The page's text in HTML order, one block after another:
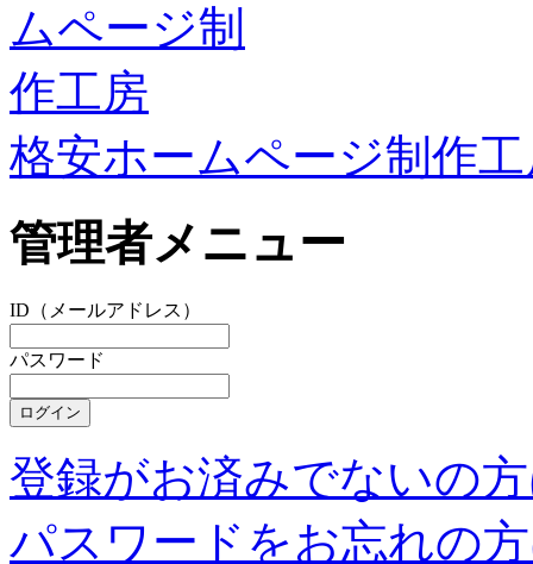
格安ホームページ制作
管理者メニュー
ID（メールアドレス）
パスワード
登録がお済みでないの
パスワードをお忘れの